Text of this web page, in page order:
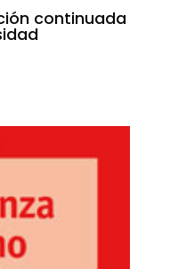
continuada